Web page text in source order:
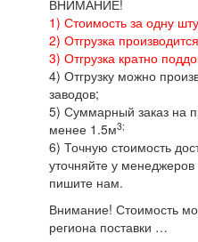
ВНИМАНИЕ!
1) Стоимость за одну
2) Отгрузка
3) Отгрузка кратно
4) Отгрузку можно
заводов;
5) Суммарный заказ на
менее 1.5м3;
6) Точную стоимость
уточняйте у
пишите нам.
Внимание! Стоимость
региона поставки …